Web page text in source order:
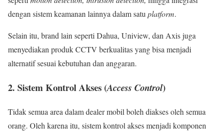
dengan sistem keamanan lainnya dalam satuplatform.
Selain itu, brand lain seperti Dahua, Uniview, dan Axis juga
menyediakan produk CCTV berkualitas yang bisa menjadi
alternatif sesuai kebutuhan dan anggaran.
2. Sistem Kontrol Akses (Access Control)
Tidak semua area dalam dealer mobil boleh diakses oleh semua
orang. Oleh karena itu, sistem kontrol akses menjadi komponen